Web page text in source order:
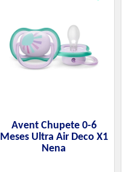
Avent Chupete 0-6
Meses Ultra Air Deco X1
Nena